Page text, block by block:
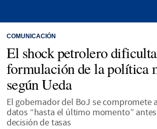
COMUNICACIÓN
El shock petrolero
formulación de la política
según Ueda
El gobernador del BoJ se compromete
datos “hasta el último momento”
decisión de tasas